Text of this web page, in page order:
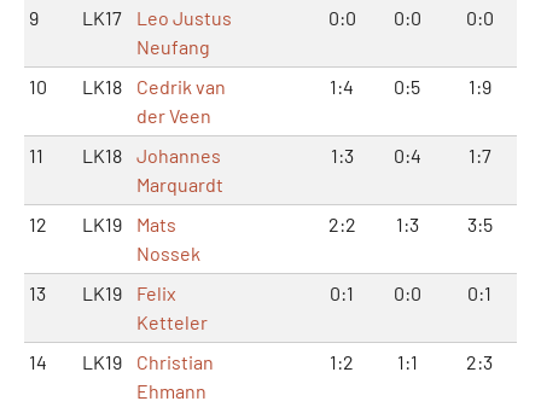
9 LK17
Leo Justus
Neufang
0:0 0:0 0:0
10 LK18
Cedrik van
der Veen
1:4 0:5 1:9
11 LK18
Johannes
Marquardt
1:3 0:4 1:7
12 LK19
Mats
Nossek
2:2 1:3 3:5
13 LK19
Felix
Ketteler
0:1 0:0 0:1
14 LK19
Christian
Ehmann
1:2 1:1 2:3